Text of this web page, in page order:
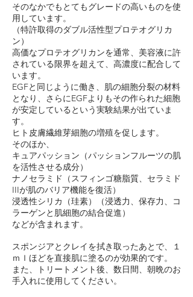
そのなかでもとてもグレードの高いものを使
用しています。
（特許取得のダブル活性型プロテオグリカ
ン）
高価なプロテオグリカンを通常、美容液に許
されている限界を超えて、高濃度に配合して
います。
EGFと同じように働き、肌の細胞分裂の材料
となり、さらにEGFよりもその作られた細胞
が安定しているという実験結果が出ていま
す。
ヒト皮膚繊維芽細胞の増殖を促します。
そのほか、
キュアパッション（パッションフルーツの肌
を活性させる成分）
ナノセラミド（スフィンゴ糖脂質、セラミド
IIIが肌のバリア機能を復活）
浸透性シリカ（珪素）（浸透力、保存力、コ
ラーゲンと肌細胞の結合促進）
などが含まれます。
スポンジアとクレイを拭き取ったあとで、１
ｍｌほどを直接肌に塗るのが効果的です。
​また、トリートメント後、数日間、朝晩のお
手入れに使用してください。